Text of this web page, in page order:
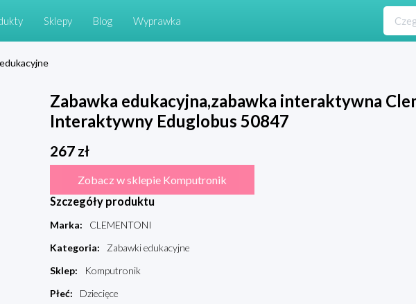
Sklepy Blog Wyprawka
Zabawka edukacyjna,zabawka interaktywna
Interaktywny Eduglobus 50847
267zł
Zobacz w sklepie Komputronik
Szczegóły produktu
Marka:
CLEMENTONI
Kategoria:
Zabawki edukacyjne
Sklep:
Komputronik
Płeć: Dziecięce